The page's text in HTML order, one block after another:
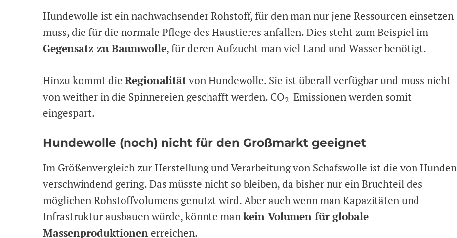
Hundewolle ist ein nachwachsender Rohstoff, für den man nur jene Ressourcen einsetzen
muss, die für die normale Pflege des Haustieres anfallen. Dies steht zum Beispiel im
Gegensatz zu Baumwolle, für deren Aufzucht man viel Land und Wasser benötigt.
Hinzu kommt die Regionalitätvon Hundewolle. Sie ist überall verfügbar und muss nicht
von weither in die Spinnereien geschafft werden. CO2-Emissionen werden somit
eingespart.
Hundewolle (noch) nicht für den Großmarkt geeignet
Im Größenvergleich zur Herstellung und Verarbeitung von Schafswolle ist die von Hunden
verschwindend gering. Das müsste nicht so bleiben, da bisher nur ein Bruchteil des
möglichen Rohstoffvolumens genutzt wird. Aber auch wenn man Kapazitäten und
Infrastruktur ausbauen würde, könnte mankein Volumen für globale
Massenproduktionenerreichen.